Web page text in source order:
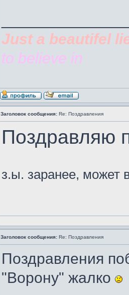
Just a beautifel
to believe in
Заголовок сообщения: Re: Поздравления
Поздравляю
з.ы. заранее, может
Заголовок сообщения: Re: Поздравления
Поздравления
"Ворону" жалко